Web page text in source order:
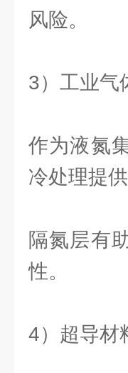
风险。
3）工业气
作为液氮
冷处理提
隔氮层有
性。
4）超导材